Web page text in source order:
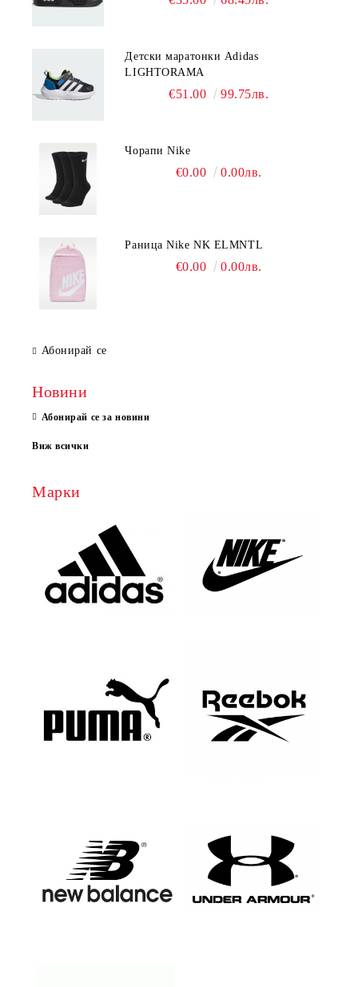
Детски маратонки Adidas
LIGHTORAMA
€51.00 99.75лв.
Чорапи Nike
€0.00 0.00лв.
Раница Nike NK ELMNTL
€0.00 0.00лв.
Абонирай се
Новини
Абонирай се за новини
Виж всички
Марки